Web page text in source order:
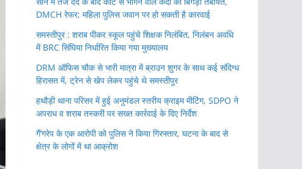
DMCH रेफर; महिला पुलिस जवान पर हो सकती है कारवाई
समस्तीपुर : शराब पीकर स्कूल पहुंचे शिक्षक निलंबित, निलंबन अवधि
में BRC सिंघिया निर्धारित किया गया मुख्यालय
DRM ऑफिस चौक से भारी मात्रा में ब्राउन शुगर के साथ कई संदिग्ध
हिरासत में, ट्रेन से खेप लेकर पहुंचे थे समस्तीपुर
हथौड़ी थाना परिसर में हुई अनुमंडल स्तरीय क्राइम मीटिंग, SDPO ने
अपराध व शराब तस्करी पर सख्त कार्रवाई के दिए निर्देश
गैं’गरेप के एक आरोपी को पुलिस ने किया गिरफ्तार, घटना के बाद से
क्षेत्र के लोगों में था आक्रोश